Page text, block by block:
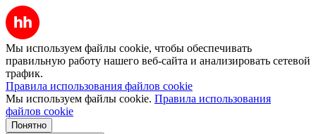
Мы используем файлы cookie, чтобы обеспечивать
правильную работу нашего веб-сайта и анализировать сетевой
трафик.
Правила использования файлов cookie
Мы используем файлы cookie. Правила использования
файлов cookie
Понятно